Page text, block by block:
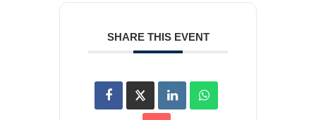
SHARE THIS EVENT